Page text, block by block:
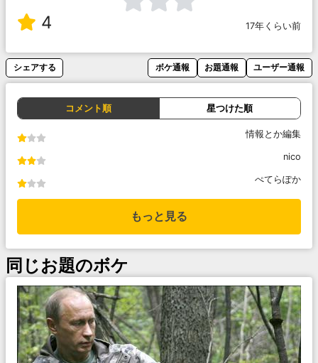
4 17年くらい前
シェアする ボケ通報 お題通報 ユーザー通報
コメント順 星つけた順
情報とか編集
nico
ぺてらぽか
もっと見る
同じお題のボケ